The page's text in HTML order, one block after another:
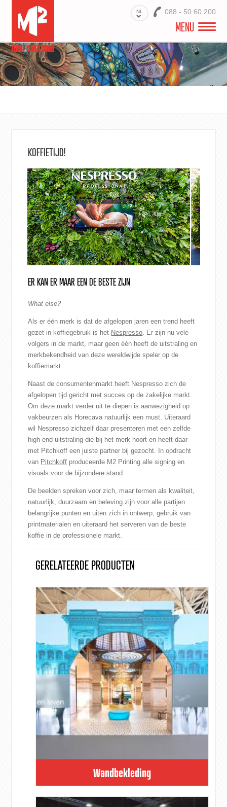
NL 088 - 50 60 200
MENU
M2 EXPO & STANDBOUW
STANDBOUW PROJECTEN
CONTACT
KOFFIETIJD!
ER KAN ER MAAR EEN DE BESTE ZIJN
What else?
Als er één merk is dat de afgelopen jaren een trend heeft
gezet in koffiegebruik is het Nespresso . Er zijn nu vele
volgers in de markt, maar geen één heeft de uitstraling en
merkbekendheid van deze wereldwijde speler op de
koffiemarkt.
Naast de consumentenmarkt heeft Nespresso zich de
afgelopen tijd gericht met succes op de zakelijke markt.
Om deze markt verder uit te diepen is aanwezigheid op
vakbeurzen als Horecava natuurlijk een must. Uiteraard
wil Nespresso zichzelf daar presenteren met een zelfde
high-end uitstraling die bij het merk hoort en heeft daar
met Pitchkoff een juiste partner bij gezocht. In opdracht
van Pitchkoff produceerde M2 Printing alle signing en
visuals voor de bijzondere stand.
De beelden spreken voor zich, maar termen als kwaliteit,
natuurlijk, duurzaam en beleving zijn voor alle partijen
belangrijke punten en uiten zich in ontwerp, gebruik van
printmaterialen en uiteraard het serveren van de beste
koffie in de professionele markt.
GERELATEERDE PRODUCTEN
Wandbekleding